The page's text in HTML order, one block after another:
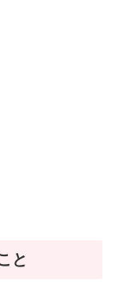
と